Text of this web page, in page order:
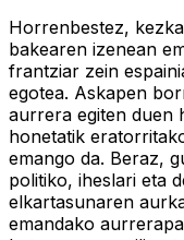
Horrenbestez,
bakearen izenean
frantziar zein
egotea. Askapen
aurrera egiten duen
honetatik
emango da. Beraz,
politiko, iheslari eta
elkartasunaren
emandako